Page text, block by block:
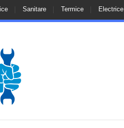
Sanitare Termice Electrice